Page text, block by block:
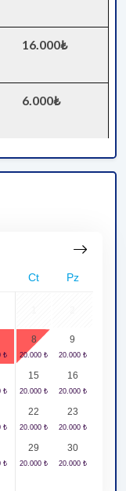
16.000₺
6.000₺
Ct Pz
8 9
15 16
22 23
29 30